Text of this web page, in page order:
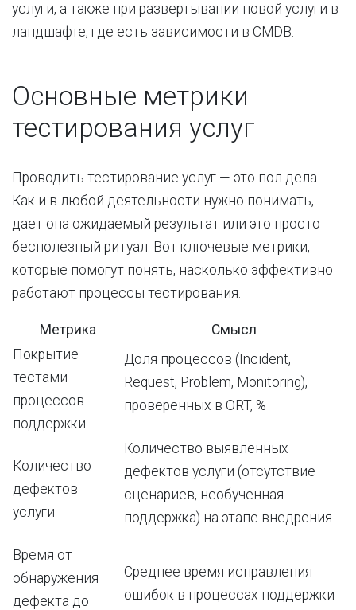
услуги, а также при развертывании новой услуги в
ландшафте, где есть зависимости в CMDB.
Основные метрики
тестирования услуг
Проводить тестирование услуг — это пол дела.
Как и в любой деятельности нужно понимать,
дает она ожидаемый результат или это просто
бесполезный ритуал. Вот ключевые метрики,
которые помогут понять, насколько эффективно
работают процессы тестирования.
Метрика
Смысл
Покрытие
тестами
процессов
поддержки
Доля процессов (Incident,
Request, Problem, Monitoring),
проверенных в ORT, %
Количество
дефектов
услуги
Количество выявленных
дефектов услуги (отсутствие
сценариев, необученная
поддержка) на этапе внедрения.
Время от
обнаружения
дефекта до
Среднее время исправления
ошибок в процессах поддержки